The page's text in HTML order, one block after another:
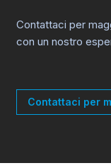
Contattaci per
con un nostro
Contattaci per